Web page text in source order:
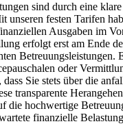
sind durch eine
unseren festen Tarifen
Ausgaben im
erfolgt erst am Ende
Betreuungsleistungen.
oder
Sie stets über die
transparente
die hochwertige
finanzielle